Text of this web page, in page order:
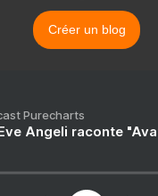
Créer un blog
Purecharts
Angeli raconte